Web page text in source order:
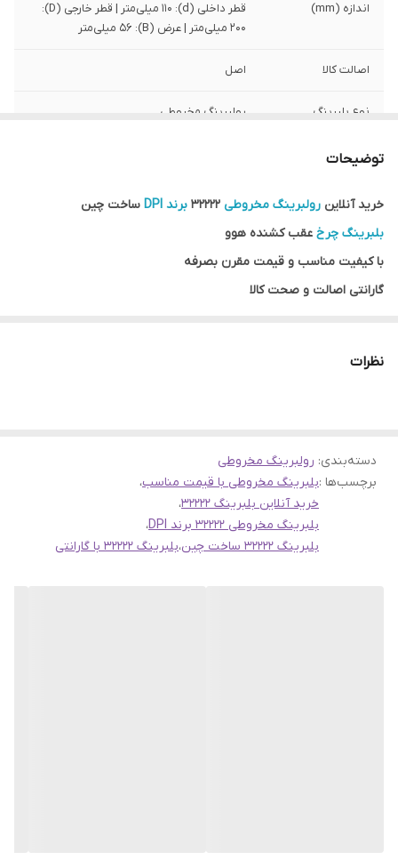
اندازه (mm)
قطر داخلی (d): 110 میلی‌متر | قطر خارجی (D):
200 میلی‌متر | عرض (B): 56 میلی‌متر
اصالت کالا اصل
نوع بلبرینگ رولبرینگ مخروطی
کشور ساخت
توضیحات
خرید آنلاین رولبرینگ مخروطی برند DPI
ساخت چین
بلبرینگ چرخ عقب کشنده هوو
با کیفیت مناسب و قیمت مقرن بصرفه
گارانتی اصالت و صحت کالا
ارسال به سراسر کشور
نظرات
دسته‌بندی: رولبرینگ مخروطی
برچسب‌ها :بلبرینگ مخروطی با قیمت مناسب،
خرید آنلاین بلبرینگ 32222
،
بلبرینگ مخروطی 32222 برند DPI
،
بلبرینگ 32222 ساخت چین
،بلبرینگ 32222 با گارانتی